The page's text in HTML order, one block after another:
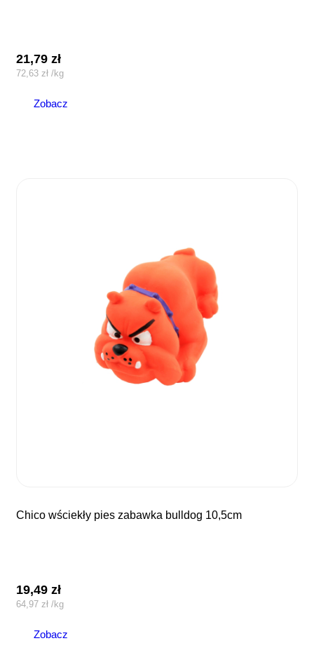
21,79zł
72,63zł /kg
Zobacz
chico wściekły pies zabawka bulldog 10,5cm
19,49zł
64,97zł /kg
Zobacz